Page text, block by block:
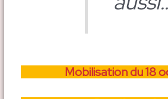
Mobilisation du 18